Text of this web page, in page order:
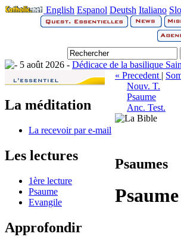
English Espanol Deutsh Italiano
5 août 2026 - Dédicace de la basilique
La méditation
La recevoir par e-mail
Les lectures
1ère lecture
Psaume
Evangile
Approfondir
« Precedent |
Nouv. T.
Psaume
Anc. Test.
Psaumes